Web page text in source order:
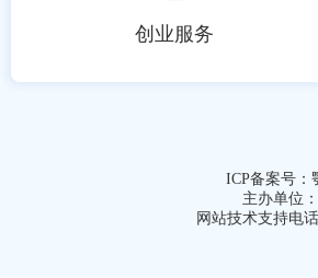
创业服务
ICP备案号：
主办单位
网站技术支持电